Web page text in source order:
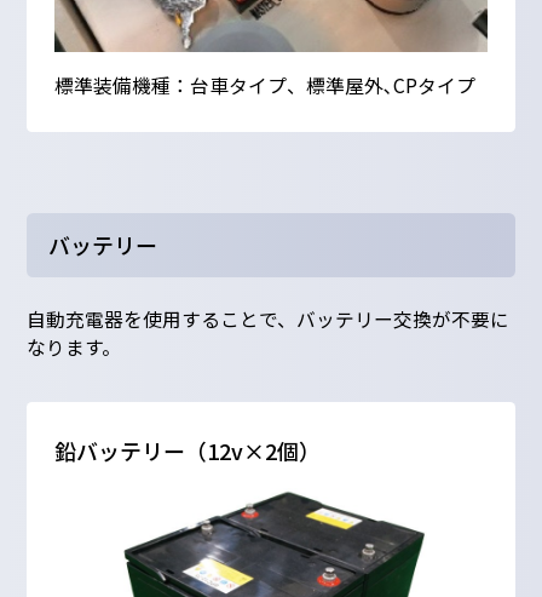
標準装備機種：台車タイプ、標準屋外､CPタイプ
バッテリー
自動充電器を使用することで、バッテリー交換が不要に
なります。
鉛バッテリー（12v×2個）